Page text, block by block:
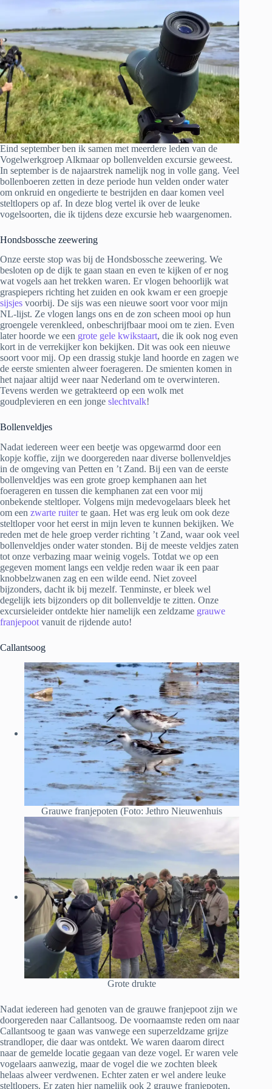
Eind september ben ik samen met meerdere leden van de
Vogelwerkgroep Alkmaar op bollenvelden excursie geweest.
In september is de najaarstrek namelijk nog in volle gang. Veel
bollenboeren zetten in deze periode hun velden onder water
om onkruid en ongedierte te bestrijden en daar komen veel
steltlopers op af. In deze blog vertel ik over de leuke
vogelsoorten, die ik tijdens deze excursie heb waargenomen.
Hondsbossche zeewering
Onze eerste stop was bij de Hondsbossche zeewering. We
besloten op de dijk te gaan staan en even te kijken of er nog
wat vogels aan het trekken waren. Er vlogen behoorlijk wat
graspiepers richting het zuiden en ook kwam er een groepje
sijsjes voorbij. De sijs was een nieuwe soort voor voor mijn
NL-lijst. Ze vlogen langs ons en de zon scheen mooi op hun
groengele verenkleed, onbeschrijfbaar mooi om te zien. Even
later hoorde we een grote gele kwikstaart, die ik ook nog even
kort in de verrekijker kon bekijken. Dit was ook een nieuwe
soort voor mij. Op een drassig stukje land hoorde en zagen we
de eerste smienten alweer foerageren. De smienten komen in
het najaar altijd weer naar Nederland om te overwinteren.
Tevens werden we getrakteerd op een wolk met
goudplevieren en een jonge slechtvalk!
Bollenveldjes
Nadat iedereen weer een beetje was opgewarmd door een
kopje koffie, zijn we doorgereden naar diverse bollenveldjes
in de omgeving van Petten en ’t Zand. Bij een van de eerste
bollenveldjes was een grote groep kemphanen aan het
foerageren en tussen die kemphanen zat een voor mij
onbekende steltloper. Volgens mijn medevogelaars bleek het
om een zwarte ruiterte gaan. Het was erg leuk om ook deze
steltloper voor het eerst in mijn leven te kunnen bekijken. We
reden met de hele groep verder richting ’t Zand, waar ook veel
bollenveldjes onder water stonden. Bij de meeste veldjes zaten
tot onze verbazing maar weinig vogels. Totdat we op een
gegeven moment langs een veldje reden waar ik een paar
knobbelzwanen zag en een wilde eend. Niet zoveel
bijzonders, dacht ik bij mezelf. Tenminste, er bleek wel
degelijk iets bijzonders op dit bollenveldje te zitten. Onze
excursieleider ontdekte hier namelijk een zeldzame grauwe
franjepoot vanuit de rijdende auto!
Callantsoog
Grauwe franjepoten (Foto: Jethro Nieuwenhuis
Grote drukte
Nadat iedereen had genoten van de grauwe franjepoot zijn we
doorgereden naar Callantsoog. De voornaamste reden om naar
Callantsoog te gaan was vanwege een superzeldzame grijze
strandloper, die daar was ontdekt. We waren daarom direct
naar de gemelde locatie gegaan van deze vogel. Er waren vele
vogelaars aanwezig, maar de vogel die we zochten bleek
helaas alweer verdwenen. Echter zaten er wel andere leuke
steltlopers. Er zaten hier namelijk ook 2 grauwe franjepoten,